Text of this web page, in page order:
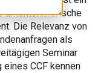
unternehmerische
Die Relevanz von
als
Seminar
CCF kennen